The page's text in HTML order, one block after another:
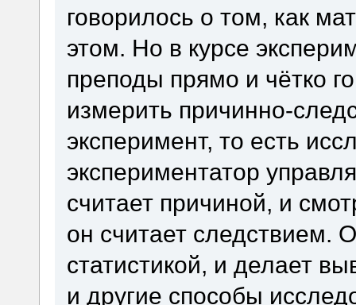
говорилось о том, как
этом. Но в курсе
преподы прямо и чётко
измерить причинно-
эксперимент, то есть
экспериментатор
считает причиной, и
он считает следствием.
статистикой, и делает
и другие способы